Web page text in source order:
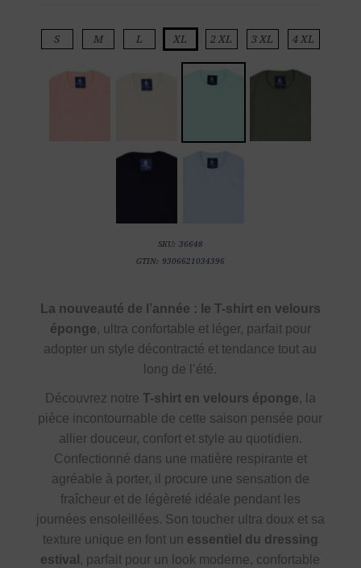
S M L XL 2 XL 3 XL 4 XL
SKU: 36648
GTIN: 9306621034396
La nouveauté de l’année : le T-shirt en velours
éponge, ultra confortable et léger, parfait pour
adopter un style décontracté et tendance tout au
long de l’été.
Découvrez notre T-shirt en velours éponge, la
pièce incontournable de cette saison pensée pour
allier douceur, confort et style au quotidien.
Confectionné dans une matière respirante et
agréable à porter, il procure une sensation de
fraîcheur et de légèreté idéale pendant les
journées ensoleillées. Son toucher ultra doux et sa
texture unique en font un essentiel du dressing
estival , parfait pour un look moderne, confortable